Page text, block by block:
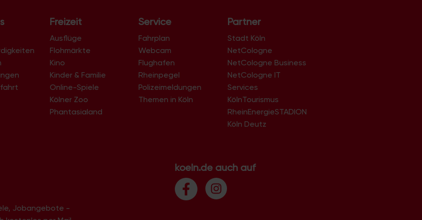
Freizeit
Ausflüge
Flohmärkte
Kino
Kinder & Familie
Online-Spiele
Kölner Zoo
Phantasialand
Service
Fahrplan
Webcam
Flughafen
Rheinpegel
Polizeimeldungen
Themen in Köln
Partner
Stadt Köln
NetCologne
NetCologne Business
NetCologne IT
Services
KölnTourismus
RheinEnergieSTADION
Köln Deutz
Jobangebote -
koeln.de auch auf